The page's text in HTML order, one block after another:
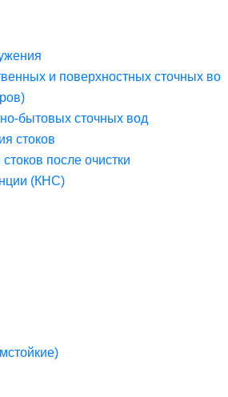
и поверхностных сточных во
бытовых сточных вод
стоков
после очистки
(КНС)